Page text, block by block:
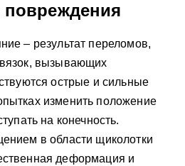
повреждения
– результат переломов,
вызывающих
острые и сильные
изменить положение
на конечность.
в области щиколотки
деформация и